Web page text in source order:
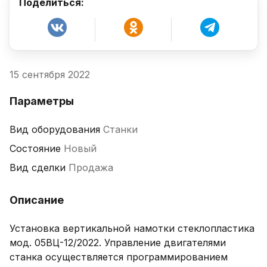
Поделиться:
15 сентября 2022
Параметры
Вид оборудования Станки
Состояние Новый
Вид сделки Продажа
Описание
Установка вертикальной намотки стеклопластика
мод. 05ВЦ-12/2022. Управление двигателями
станка осуществляется программированием